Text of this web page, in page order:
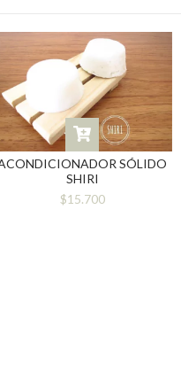
SÓLIDO
SHIRI
$15.700